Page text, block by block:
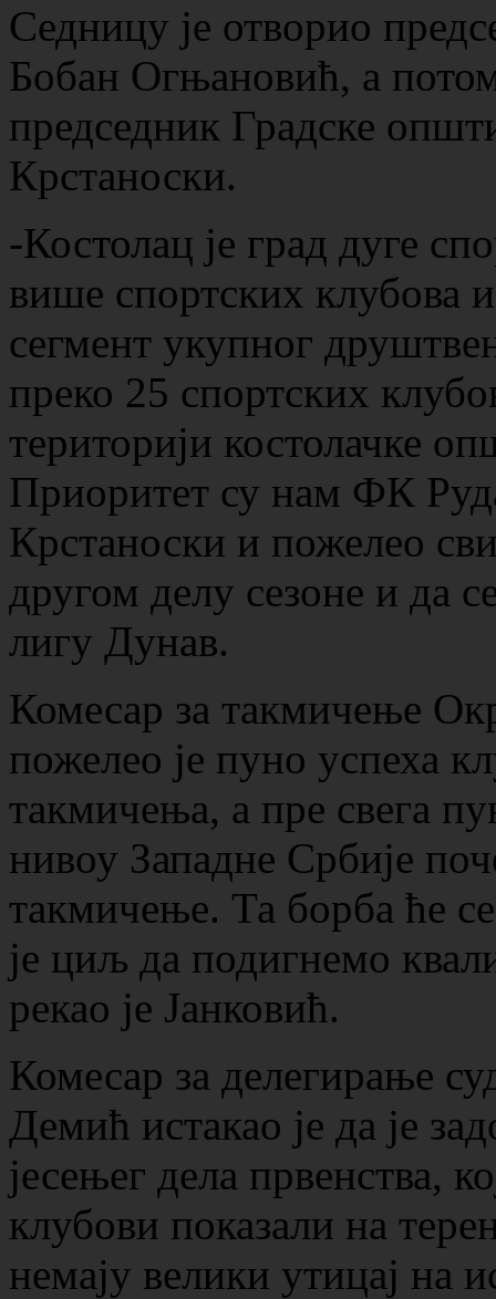
Седницу је отворио
Бобан Огњановић, а
председник Градске
Крстаноски.
-Костолац је град дуге
више спортских клубова
сегмент укупног
преко 25 спортских
територији костолачке
Приоритет су нам ФК
Крстаноски и пожелео
другом делу сезоне и да
лигу Дунав.
Комесар за такмичење
пожелео је пуно успеха
такмичења, а пре свега
нивоу Западне Србије
такмичење. Та борба ће
је циљ да подигнемо
рекао је Јанковић.
Комесар за делегирање
Демић истакао је да је
јесењег дела првенства,
клубови показали на
немају велики утицај на